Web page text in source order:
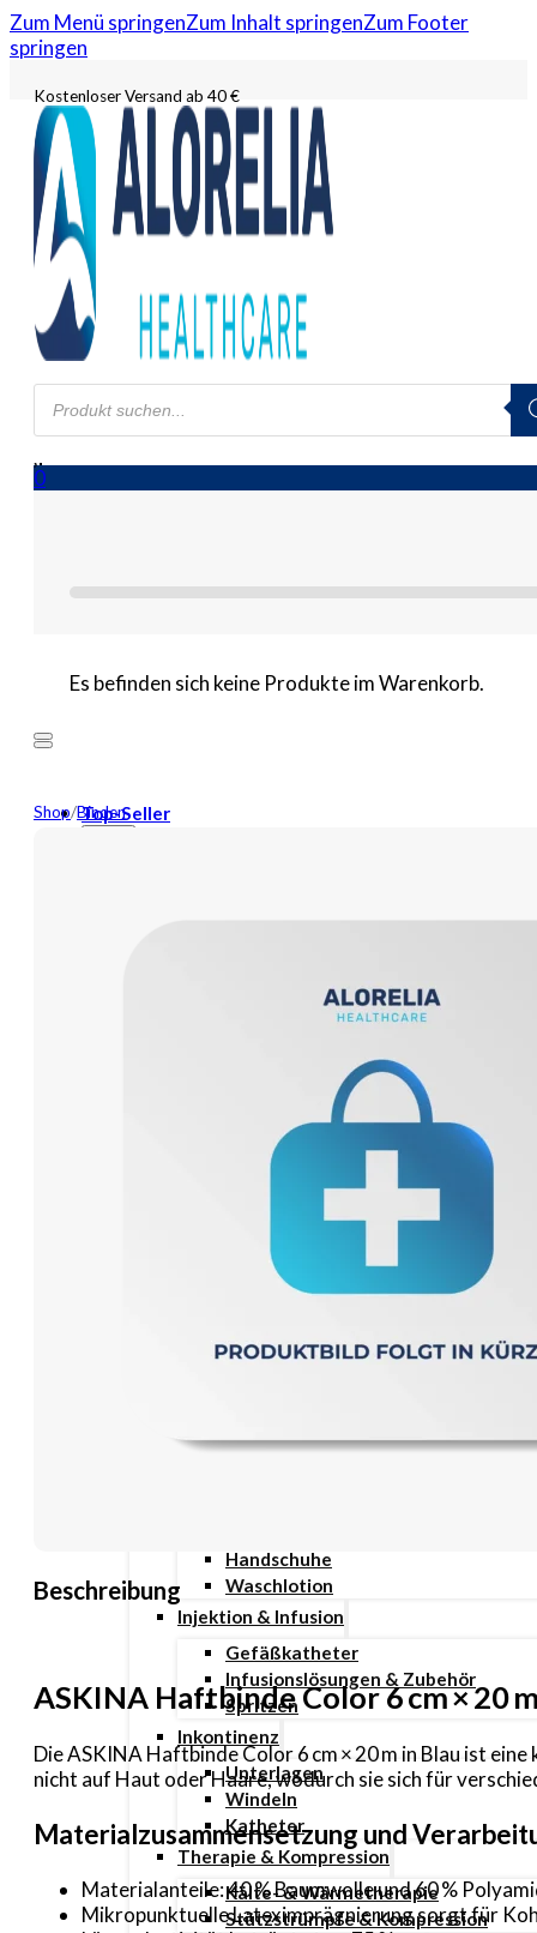
Zum Menü springenZum Inhalt springenZum Footer
springen
Kostenloser Versand ab 40 €
Products
search
0
Es befinden sich keine Produkte im Warenkorb.
Top-Seller
Wundcremes & Spray
Pen Nadeln
Stechhilfen
Ernährung & Trinkhilfen
Hygiene & Pflege
Handschuhe
Waschlotion
Injektion & Infusion
Gefäßkatheter
Infusionslösungen & Zubehör
Spritzen
Inkontinenz
Unterlagen
Windeln
Katheter
Therapie & Kompression
Kälte- & Wärmetherapie
Stützstrümpfe & Kompression
Shop/Binden
Beschreibung
ASKINA Haftbinde Color 6 cm × 20
Die ASKINA Haftbinde Color 6 cm × 20 m in Blau ist
nicht auf Haut oder Haare, wodurch sie sich für
Materialzusammensetzung und
Materialanteile: 40 % Baumwolle und 60 %
Mikropunktuelle Lateximprägnierung sorgt für